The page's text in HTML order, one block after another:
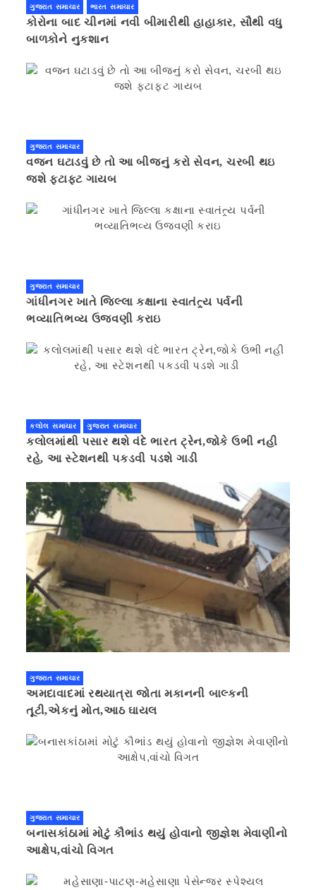
ગુજરાત સમાચાર ભારત સમાચાર
કોરોના બાદ ચીનમાં નવી બીમારીથી હાહાકાર, સૌથી વધુ
બાળકોને નુકશાન
ગુજરાત સમાચાર
વજન ઘટાડવું છે તો આ બીજનું કરો સેવન, ચરબી થઇ
જશે ફટાફટ ગાયબ
ગુજરાત સમાચાર
ગાંધીનગર ખાતે જિલ્લા કક્ષાના સ્વાતંત્ર્ય પર્વની
ભવ્યાતિભવ્ય ઉજવણી કરાઇ
કલોલ સમાચાર ગુજરાત સમાચાર
કલોલમાંથી પસાર થશે વંદે ભારત ટ્રેન,જોકે ઉભી નહી
રહે, આ સ્ટેશનથી પકડવી પડશે ગાડી
ગુજરાત સમાચાર
અમદાવાદમાં રથયાત્રા જોતા મકાનની બાલ્કની
તૂટી,એકનું મોત,આઠ ઘાયલ
ગુજરાત સમાચાર
બનાસકાંઠામાં મોટું કૌભાંડ થયું હોવાનો જીજ્ઞેશ મેવાણીનો
આક્ષેપ,વાંચો વિગત